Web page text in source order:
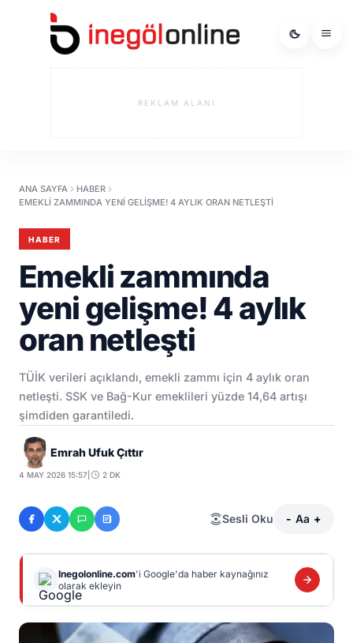
REKLAM ALANI
ANA SAYFA
HABER
EMEKLI ZAMMINDA YENI GELIŞME! 4 AYLIK ORAN NETLEŞTI
HABER
Emekli zammında
yeni gelişme! 4 aylık
oran netleşti
TÜİK verileri açıklandı, emekli zammı için 4 aylık oran
netleşti. SSK ve Bağ-Kur emeklileri yüzde 14,64 artışı
şimdiden garantiledi.
Emrah Ufuk Çıttır
4 MAY 2026 15:57 2 DK
Sesli Oku - Aa +
Inegolonline.com'i Google'da haber kaynağınız
olarak ekleyin